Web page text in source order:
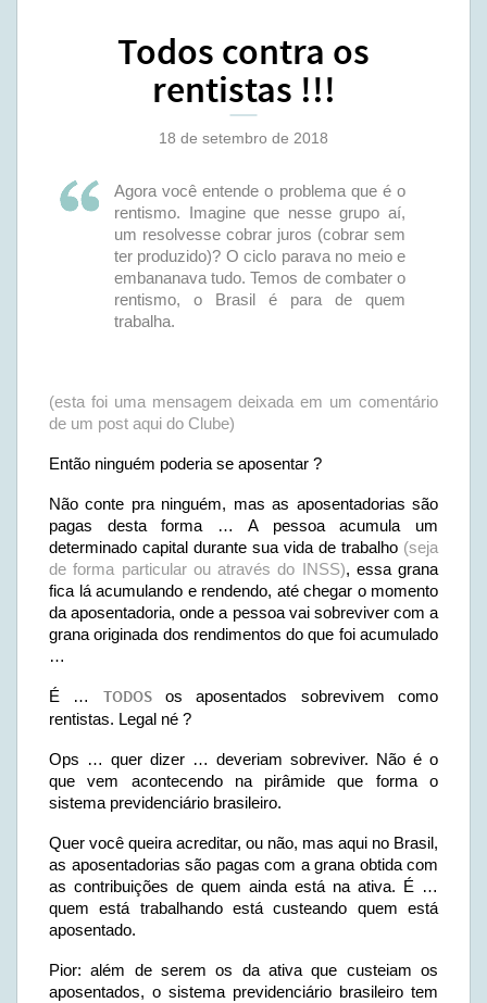
Todos contra os
rentistas !!!
18 de setembro de 2018
Agora você entende o problema que é o
rentismo. Imagine que nesse grupo aí,
um resolvesse cobrar juros (cobrar sem
ter produzido)? O ciclo parava no meio e
embananava tudo. Temos de combater o
rentismo, o Brasil é para de quem
trabalha.
(esta foi uma mensagem deixada em um comentário
de um post aqui do Clube)
Então ninguém poderia se aposentar ?
Não conte pra ninguém, mas as aposentadorias são
pagas desta forma … A pessoa acumula um
determinado capital durante sua vida de trabalho (seja
de forma particular ou através do INSS), essa grana
fica lá acumulando e rendendo, até chegar o momento
da aposentadoria, onde a pessoa vai sobreviver com a
grana originada dos rendimentos do que foi acumulado
…
É … TODOSos aposentados sobrevivem como
rentistas. Legal né ?
Ops … quer dizer … deveriam sobreviver. Não é o
que vem acontecendo na pirâmide que forma o
sistema previdenciário brasileiro.
Quer você queira acreditar, ou não, mas aqui no Brasil,
as aposentadorias são pagas com a grana obtida com
as contribuições de quem ainda está na ativa. É …
quem está trabalhando está custeando quem está
aposentado.
Pior: além de serem os da ativa que custeiam os
aposentados, o sistema previdenciário brasileiro tem